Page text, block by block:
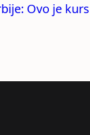
Ovo je